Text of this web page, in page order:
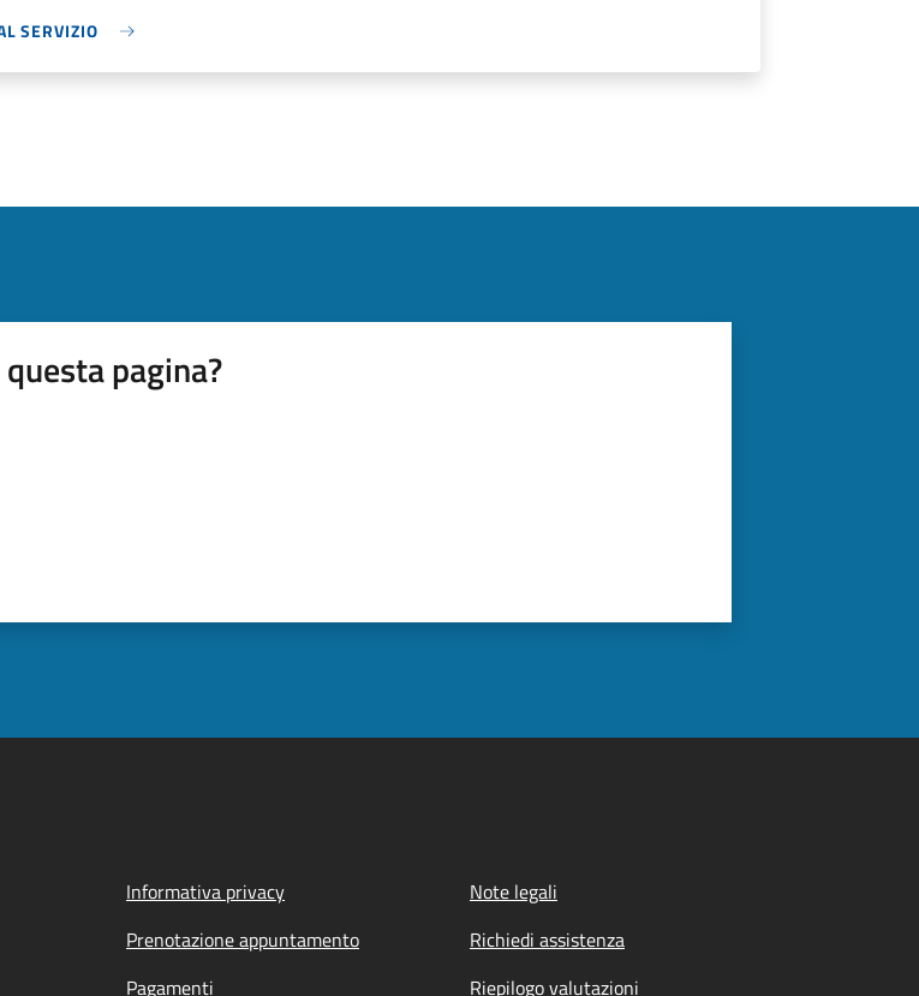
SERVIZIO
pagina?
Informativa privacy
Note legali
Prenotazione appuntamento
Richiedi assistenza
Pagamenti Riepilogo valutazioni